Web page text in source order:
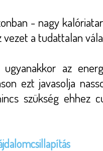
- nagy
a tudattalan
ugyanakkor az
ezt javasolja
szükség ehhez